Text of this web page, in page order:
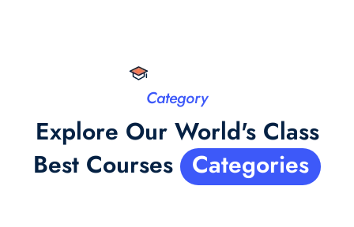
Category
Explore Our World's Class
Best Courses Categories